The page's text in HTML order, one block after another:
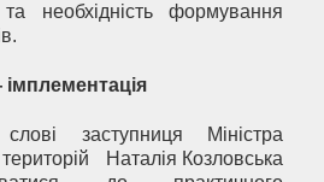
та необхідність формування
заступниця Міністра
Наталія Козловська